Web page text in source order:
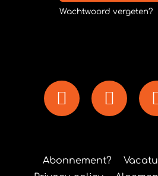
Wachtwoord vergeten?
Abonnement?